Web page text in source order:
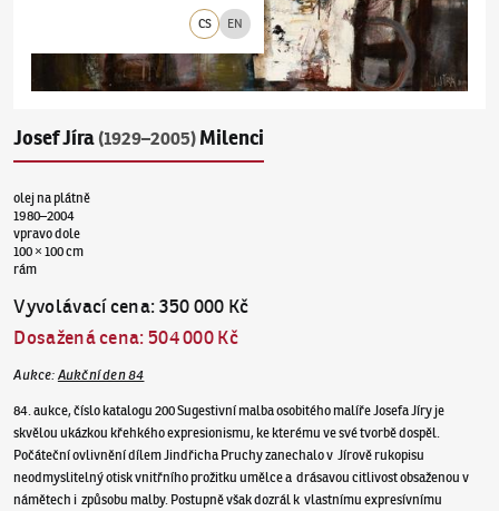
CS EN
Josef Jíra (1929–2005) Milenci
olej na plátně
1980–2004
vpravo dole
100 × 100 cm
rám
Vyvolávací cena:350 000 Kč
Dosažená cena:504 000 Kč
Aukce: Aukční den 84
84. aukce, číslo katalogu 200 Sugestivní malba osobitého malíře Josefa Jíry je
skvělou ukázkou křehkého expresionismu, ke kterému ve své tvorbě dospěl.
Počáteční ovlivnění dílem Jindřicha Pruchy zanechalo v Jírově rukopisu
neodmyslitelný otisk vnitřního prožitku umělce a drásavou citlivost obsaženou v
námětech i způsobu malby. Postupně však dozrál k vlastnímu expresívnímu